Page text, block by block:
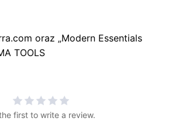
oraz „Modern Essentials
TOOLS
first to write a review.